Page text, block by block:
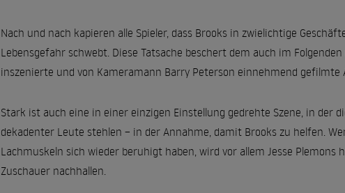
Nach und nach kapieren alle Spieler, dass Brooks in zwielichtige
Lebensgefahr schwebt. Diese Tatsache beschert dem auch im
inszenierte und von Kameramann Barry Peterson einnehmend gefilmte
Stark ist auch eine in einer einzigen Einstellung gedrehte Szene, in der
dekadenter Leute stehlen – in der Annahme, damit Brooks zu helfen.
Lachmuskeln sich wieder beruhigt haben, wird vor allem Jesse
Zuschauer nachhallen.